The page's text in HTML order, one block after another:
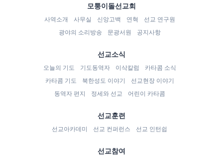
모퉁이돌선교회
사역소개 사무실 신앙고백 연혁
선교 연구원
광야의 소리방송
문광서원 공지사항
선교소식
오늘의 기도 기도동역자 이삭칼럼
카타콤 소식
카타콤 기도
북한성도 이야기
선교현장 이야기
동역자 편지
정세와 선교 어린이 카타콤
선교훈련
선교아카데미 선교 컨퍼런스 선교 인턴쉽
선교참여